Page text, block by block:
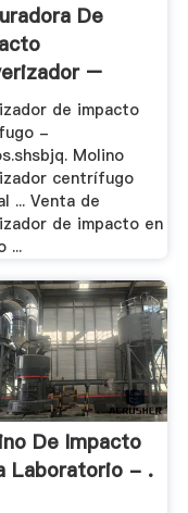
De
–
.
de impacto
-
Molino
centrífugo
... Venta de
de impacto en
...
De Impacto
Laboratorio - .